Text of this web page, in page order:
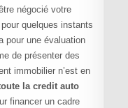
négocié votre
quelques instants
pour une évaluation
de présenter des
immobilier n’est en
la credit auto
financer un cadre